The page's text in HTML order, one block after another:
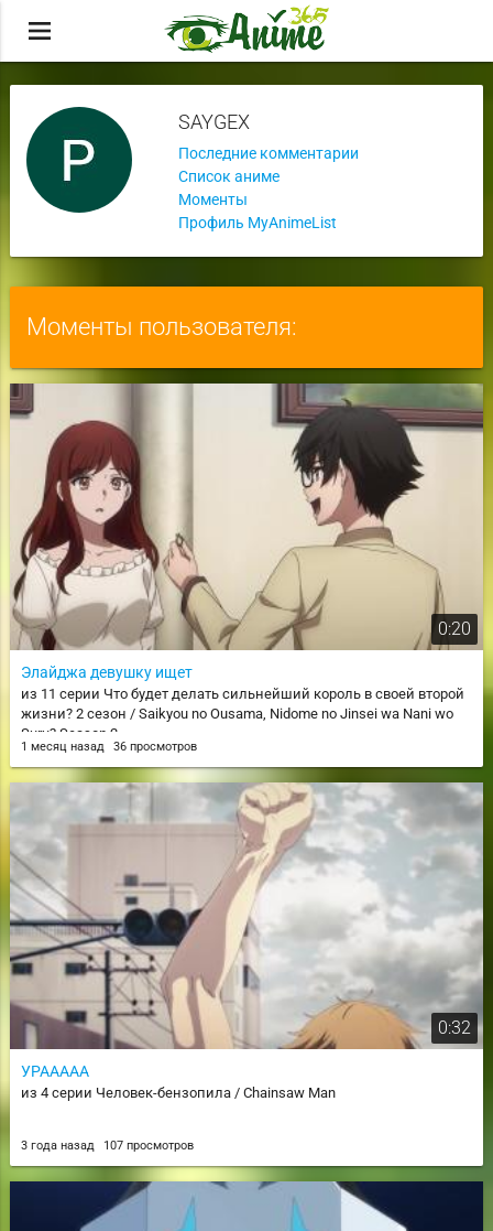
menu
SAYGEX
Последние комментарии
Список аниме
Моменты
Профиль MyAnimeList
Моменты пользователя:
0:20
Элайджа девушку ищет
из 11 серии Что будет делать сильнейший король в своей второй
жизни? 2 сезон / Saikyou no Ousama, Nidome no Jinsei wa Nani wo
Suru? Season 2
1 месяц назад 36 просмотров
0:32
УРААААА
из 4 серии Человек-бензопила / Chainsaw Man
3 года назад 107 просмотров